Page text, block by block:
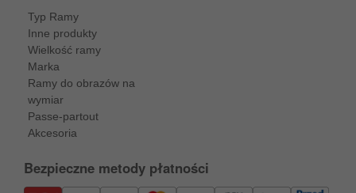
Typ Ramy
Inne produkty
Wielkość ramy
Marka
Ramy do obrazów na
wymiar
Passe-partout
Akcesoria
Bezpieczne metody płatności